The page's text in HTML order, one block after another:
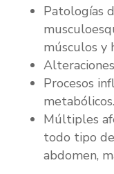
Patologías
músculos y
Procesos
metabólicos.
Múltiples
todo tipo
abdomen,